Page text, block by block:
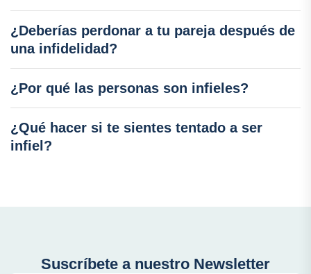
¿Deberías perdonar a tu pareja después de
una infidelidad?
¿Por qué las personas son infieles?
¿Qué hacer si te sientes tentado a ser
infiel?
Suscríbete a nuestro Newsletter